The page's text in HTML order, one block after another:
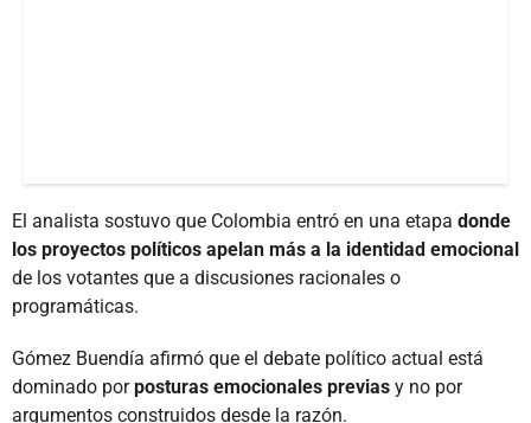
El analista sostuvo que Colombia entró en una etapa donde
los proyectos políticos apelan más a la identidad emocional
de los votantes que a discusiones racionales o
programáticas.
Gómez Buendía afirmó que el debate político actual está
dominado porposturas emocionales previas y no por
argumentos construidos desde la razón.